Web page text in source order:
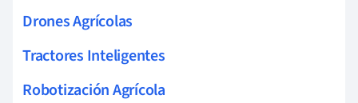
Drones Agrícolas
Tractores Inteligentes
Robotización Agrícola